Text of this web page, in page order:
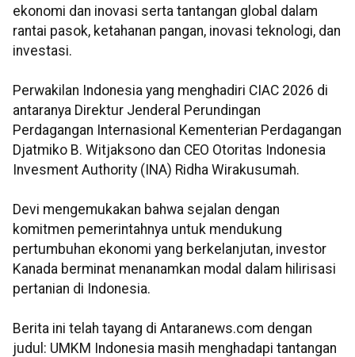
ekonomi dan inovasi serta tantangan global dalam
rantai pasok, ketahanan pangan, inovasi teknologi, dan
investasi.​​​​​​
Perwakilan Indonesia yang menghadiri CIAC 2026 di
antaranya Direktur Jenderal Perundingan
Perdagangan Internasional Kementerian Perdagangan
Djatmiko B. Witjaksono dan CEO Otoritas Indonesia
Invesment Authority (INA) Ridha Wirakusumah.
Devi mengemukakan bahwa sejalan dengan
komitmen pemerintahnya untuk mendukung
pertumbuhan ekonomi yang berkelanjutan, investor
Kanada berminat menanamkan modal dalam hilirisasi
pertanian di Indonesia.
Berita ini telah tayang di Antaranews.com dengan
judul: UMKM Indonesia masih menghadapi tantangan